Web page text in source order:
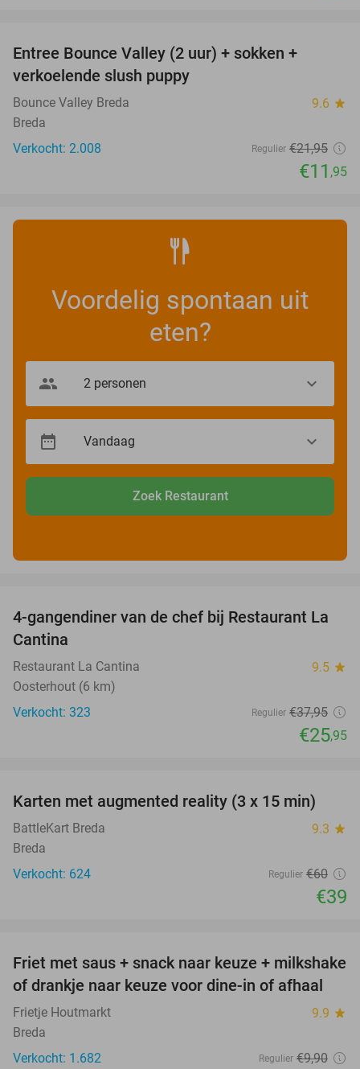
Entree Bounce Valley (2 uur) + sokken +
verkoelende slush puppy
Bounce Valley Breda 9.6 star
Breda
Verkocht: 2.008
Regulier €21,95
€11 ,95
Voordelig spontaan uit
eten?
Zoek Restaurant
32%
4-gangendiner van de chef bij Restaurant La
Cantina
Restaurant La Cantina 9.5 star
Oosterhout (6 km)
Verkocht: 323
Regulier €37,95
€25,95
35%
Karten met augmented reality (3 x 15 min)
BattleKart Breda 9.3 star
Breda
Verkocht: 624
Regulier €60
€39
50%
Friet met saus + snack naar keuze + milkshake
of drankje naar keuze voor dine-in of afhaal
Frietje Houtmarkt 9.9 star
Breda
Verkocht: 1.682
Regulier €9,90